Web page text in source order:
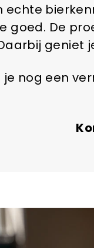
echte
goed. De
geniet
je nog een